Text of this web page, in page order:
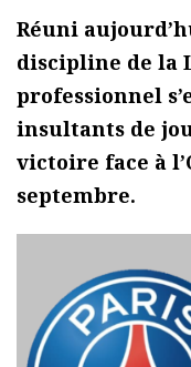
Réuni
discipline de la
professionnel
insultants de
victoire face à
septembre.